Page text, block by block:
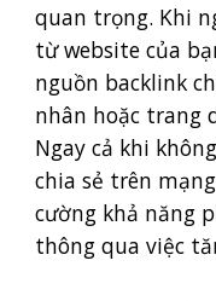
quan trọng. Khi
từ website của
nguồn backlink
nhân hoặc trang
Ngay cả khi
chia sẻ trên
cường khả năng
thông qua việc